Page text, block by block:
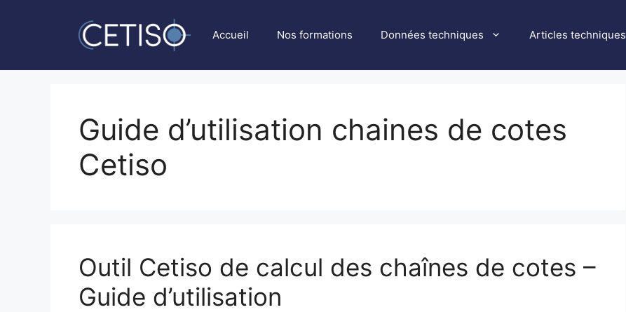
Accueil Nos formations Données techniques Articles techniques
Guide d’utilisation chaines de cotes
Cetiso
Outil Cetiso de calcul des chaînes de cotes –
Guide d’utilisation